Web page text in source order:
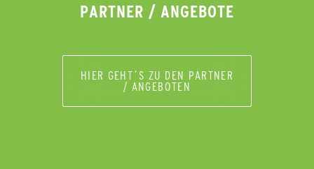
PARTNER / ANGEBOTE
HIER GEHT´S ZU DEN PARTNER
/ ANGEBOTEN